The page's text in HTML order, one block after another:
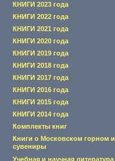
КНИГИ 2023 года
КНИГИ 2022 года
КНИГИ 2021 года
КНИГИ 2020 года
КНИГИ 2019 года
КНИГИ 2018 года
КНИГИ 2017 года
КНИГИ 2016 года
КНИГИ 2015 года
КНИГИ 2014 года
Комплекты книг
Книги о Московском горном и
сувениры
Учебная и научная литература